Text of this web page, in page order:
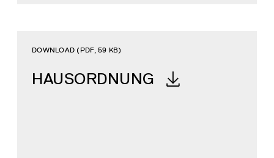
HAUS­ORDNUNG
DOWNLOAD (PDF, 59 KB)